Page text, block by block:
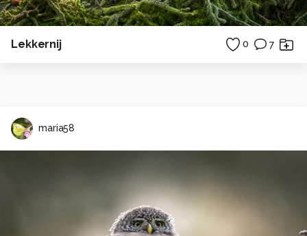
Lekkernij 0 7
maria58